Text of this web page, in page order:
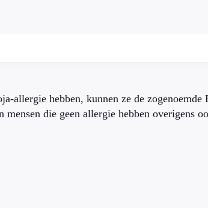
allergie hebben, kunnen ze de
mensen die geen allergie hebben overigens